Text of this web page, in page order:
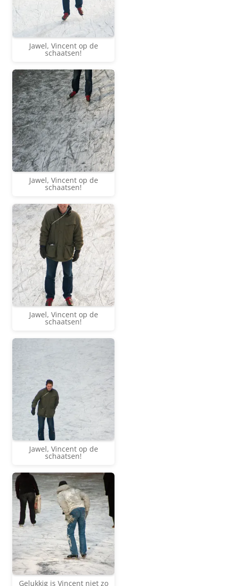
Jawel, Vincent op de
schaatsen!
Jawel, Vincent op de
schaatsen!
Jawel, Vincent op de
schaatsen!
Jawel, Vincent op de
schaatsen!
Gelukkig is Vincent niet zo